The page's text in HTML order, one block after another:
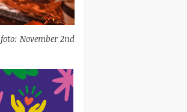
foto: November 2nd